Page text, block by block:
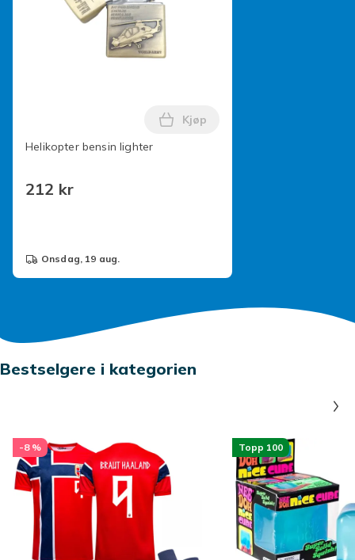
Merk: Lysrefleksjon og forskjellige skjermer kan føre til
Helikopter bensin lighter
212 kr
Legg Helikopter bensin
Kjøp
onsdag, 19 aug.
Bestselgere i kategorien
-8 % Topp 100